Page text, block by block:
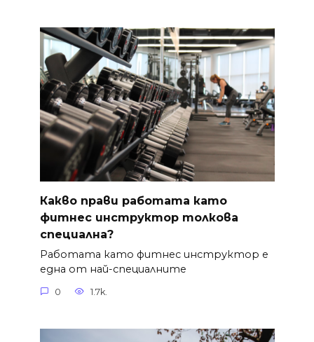
Какво прави работата като
фитнес инструктор толкова
специална?
Работата като фитнес инструктор е
една от най-специалните
0 1.7k.